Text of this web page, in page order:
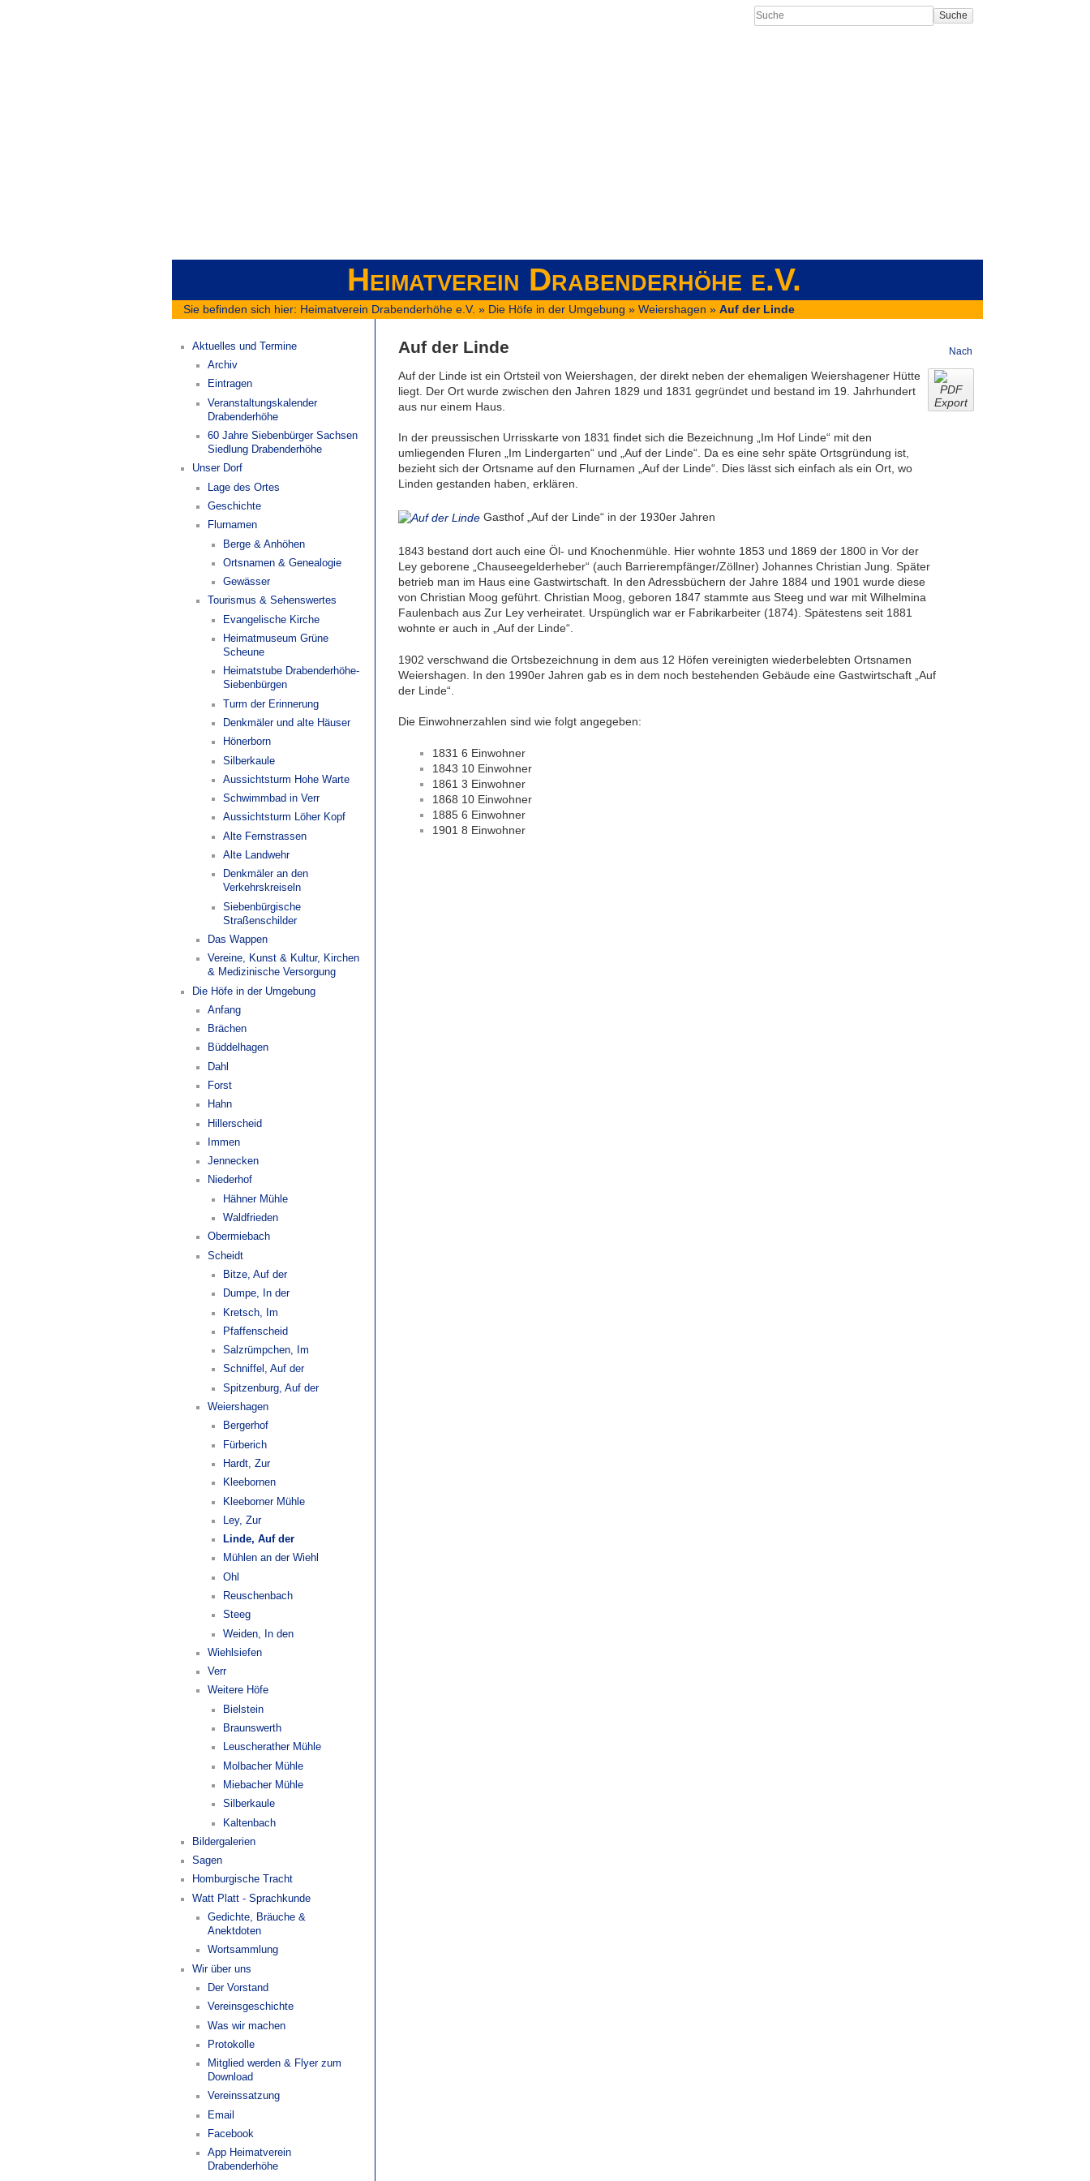
Heimatverein Drabenderhöhe e.V.
Suche
Sie befinden sich hier: Heimatverein Drabenderhöhe e.V. » Die Höfe in der Umgebung » Weiershagen » Auf der Linde
Aktuelles und Termine
Archiv
Eintragen
Veranstaltungskalender
Drabenderhöhe
60 Jahre Siebenbürger Sachsen
Siedlung Drabenderhöhe
Unser Dorf
Lage des Ortes
Geschichte
Flurnamen
Berge & Anhöhen
Ortsnamen & Genealogie
Gewässer
Tourismus & Sehenswertes
Evangelische Kirche
Heimatmuseum Grüne
Scheune
Heimatstube Drabenderhöhe-
Siebenbürgen
Turm der Erinnerung
Denkmäler und alte Häuser
Hönerborn
Silberkaule
Aussichtsturm Hohe Warte
Schwimmbad in Verr
Aussichtsturm Löher Kopf
Alte Fernstrassen
Alte Landwehr
Denkmäler an den
Verkehrskreiseln
Siebenbürgische
Straßenschilder
Das Wappen
Vereine, Kunst & Kultur, Kirchen
& Medizinische Versorgung
Die Höfe in der Umgebung
Anfang
Brächen
Büddelhagen
Dahl
Forst
Hahn
Hillerscheid
Immen
Jennecken
Niederhof
Hähner Mühle
Waldfrieden
Obermiebach
Scheidt
Bitze, Auf der
Dumpe, In der
Kretsch, Im
Pfaffenscheid
Salzrümpchen, Im
Schniffel, Auf der
Spitzenburg, Auf der
Weiershagen
Bergerhof
Fürberich
Hardt, Zur
Kleebornen
Kleeborner Mühle
Ley, Zur
Linde, Auf der
Mühlen an der Wiehl
Ohl
Reuschenbach
Steeg
Weiden, In den
Wiehlsiefen
Verr
Weitere Höfe
Bielstein
Braunswerth
Leuscherather Mühle
Molbacher Mühle
Miebacher Mühle
Silberkaule
Kaltenbach
Bildergalerien
Sagen
Homburgische Tracht
Watt Platt - Sprachkunde
Gedichte, Bräuche &
Anektdoten
Wortsammlung
Wir über uns
Der Vorstand
Vereinsgeschichte
Was wir machen
Protokolle
Mitglied werden & Flyer zum
Download
Vereinssatzung
Email
Facebook
App Heimatverein
Drabenderhöhe
Auf der Linde
Auf der Linde ist ein Ortsteil von Weiershagen, der direkt neben der ehemaligen Weiershagener Hütte
liegt. Der Ort wurde zwischen den Jahren 1829 und 1831 gegründet und bestand im 19. Jahrhundert
aus nur einem Haus.
In der preussischen Urrisskarte von 1831 findet sich die Bezeichnung „Im Hof Linde“ mit den
umliegenden Fluren „Im Lindergarten“ und „Auf der Linde“. Da es eine sehr späte Ortsgründung ist,
bezieht sich der Ortsname auf den Flurnamen „Auf der Linde“. Dies lässt sich einfach als ein Ort, wo
Linden gestanden haben, erklären.
Gasthof „Auf der Linde“ in der 1930er Jahren
1843 bestand dort auch eine Öl- und Knochenmühle. Hier wohnte 1853 und 1869 der 1800 in Vor der
Ley geborene „Chauseegelderheber“ (auch Barrierempfänger/Zöllner) Johannes Christian Jung. Später
betrieb man im Haus eine Gastwirtschaft. In den Adressbüchern der Jahre 1884 und 1901 wurde diese
von Christian Moog geführt. Christian Moog, geboren 1847 stammte aus Steeg und war mit Wilhelmina
Faulenbach aus Zur Ley verheiratet. Urspünglich war er Fabrikarbeiter (1874). Spätestens seit 1881
wohnte er auch in „Auf der Linde“.
1902 verschwand die Ortsbezeichnung in dem aus 12 Höfen vereinigten wiederbelebten Ortsnamen
Weiershagen. In den 1990er Jahren gab es in dem noch bestehenden Gebäude eine Gastwirtschaft „Auf
der Linde“.
Die Einwohnerzahlen sind wie folgt angegeben:
1831 6 Einwohner
1843 10 Einwohner
1861 3 Einwohner
1868 10 Einwohner
1885 6 Einwohner
1901 8 Einwohner
Nach oben